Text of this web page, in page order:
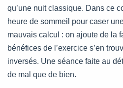
qu’une nuit classique. Dans ce
heure de sommeil pour caser
mauvais calcul : on ajoute de la
bénéfices de l’exercice s’en
inversés. Une séance faite au
de mal que de bien.